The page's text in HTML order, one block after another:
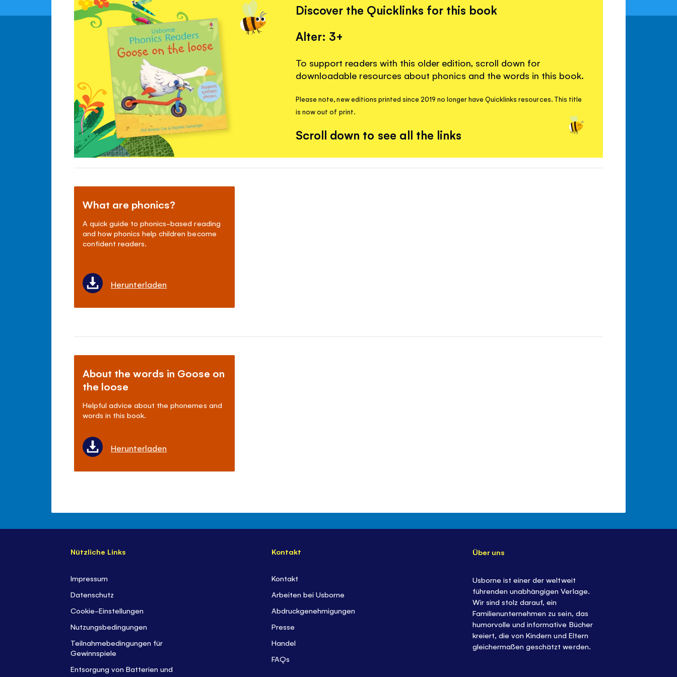
Discover the Quicklinks for this book
Alter: 3+
To support readers with this older edition, scroll down for
downloadable resources about phonics and the words in this book.
Please note, new editions printed since 2019 no longer have Quicklinks resources. This title
is now out of print.
Scroll down to see all the links
What are phonics?
A quick guide to phonics-based reading
and how phonics help children become
confident readers.
Herunterladen
About the words in Goose on
the loose
Helpful advice about the phonemes and
words in this book.
Herunterladen
Nützliche Links
Impressum
Datenschutz
Cookie-Einstellungen
Nutzungsbedingungen
Teilnahmebedingungen für
Gewinnspiele
Entsorgung von Batterien und
Kontakt
Kontakt
Arbeiten bei Usborne
Abdruckgenehmigungen
Presse
Handel
FAQs
Über uns
Usborne ist einer der weltweit
führenden unabhängigen Verlage.
Wir sind stolz darauf, ein
Familienunternehmen zu sein, das
humorvolle und informative Bücher
kreiert, die von Kindern und Eltern
gleichermaßen geschätzt werden.